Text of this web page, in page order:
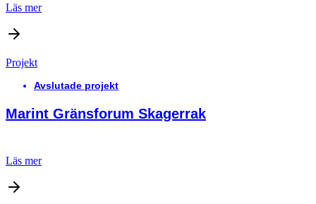
Läs mer
Projekt
Avslutade projekt
Marint Gränsforum Skagerrak
Läs mer